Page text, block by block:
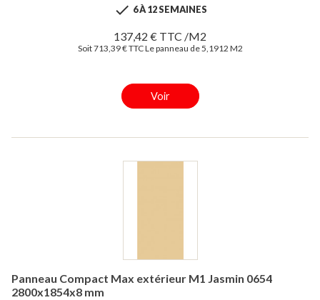
 6 À 12 SEMAINES
137,42 € TTC /M2
Soit 713,39 € TTC Le panneau de 5,1912 M2
Voir
Panneau Compact Max extérieur M1 Jasmin 0654
2800x1854x8 mm